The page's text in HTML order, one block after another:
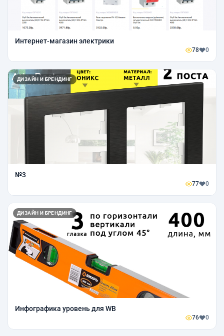
Интернет-магазин электрики
78 0
ДИЗАЙН И БРЕНДИНГ
№3
77 0
ДИЗАЙН И БРЕНДИНГ
Инфографика уровень для WB
76 0